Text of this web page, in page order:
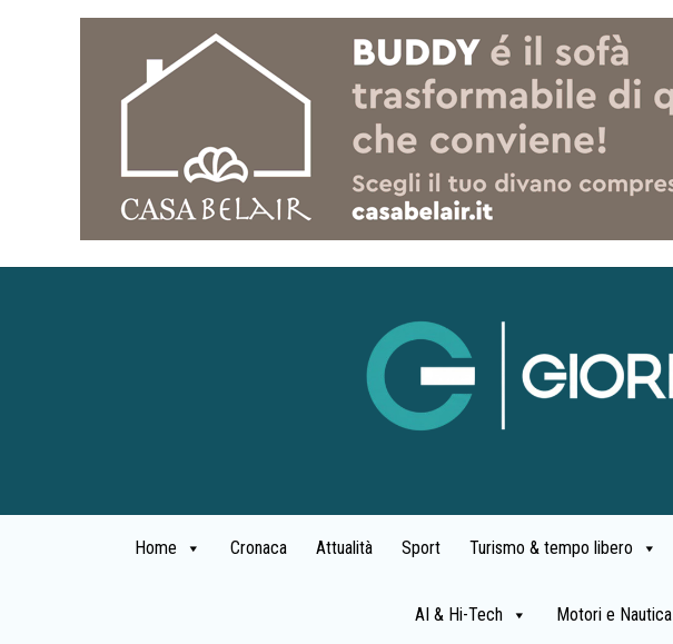
Home Cronaca Attualità Sport Turismo & tempo libero
AI & Hi-Tech Motori e Nautica